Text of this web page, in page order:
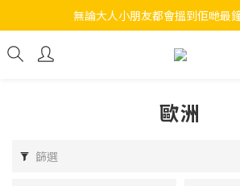
江帆天楊砌圖
無論大人小朋友都會搵到佢哋最
江帆天楊砌圖
歐洲
篩選